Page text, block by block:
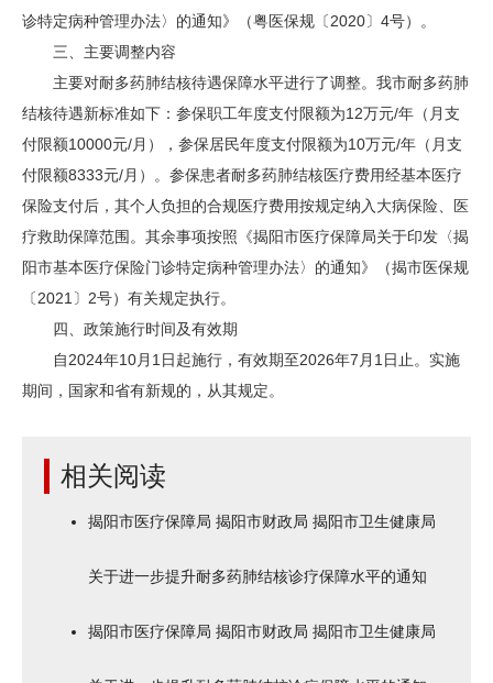
诊特定病种管理办法〉的通知》（粤医保规〔2020〕4号）。
三、主要调整内容
主要对耐多药肺结核待遇保障水平进行了调整。我市耐多药肺
结核待遇新标准如下：参保职工年度支付限额为12万元/年（月支
付限额10000元/月），参保居民年度支付限额为10万元/年（月支
付限额8333元/月）。参保患者耐多药肺结核医疗费用经基本医疗
保险支付后，其个人负担的合规医疗费用按规定纳入大病保险、医
疗救助保障范围。其余事项按照《揭阳市医疗保障局关于印发〈揭
阳市基本医疗保险门诊特定病种管理办法〉的通知》（揭市医保规
〔2021〕2号）有关规定执行。
四、政策施行时间及有效期
自2024年10月1日起施行，有效期至2026年7月1日止。实施
期间，国家和省有新规的，从其规定。
相关阅读
揭阳市医疗保障局 揭阳市财政局 揭阳市卫生健康局
关于进一步提升耐多药肺结核诊疗保障水平的通知
揭阳市医疗保障局 揭阳市财政局 揭阳市卫生健康局